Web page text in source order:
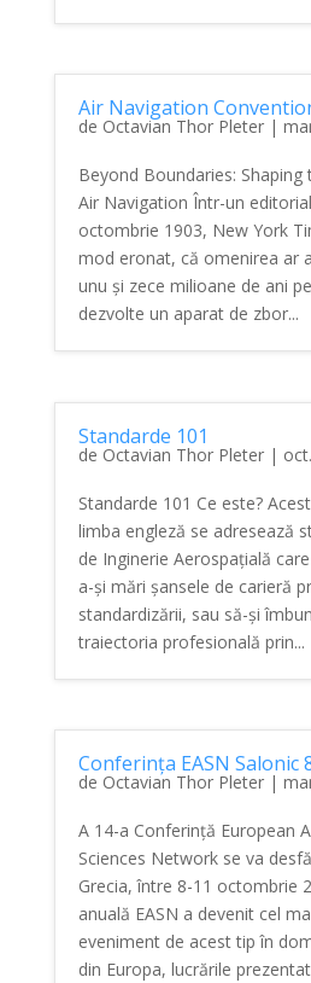
Air Navigation
de Octavian Thor Pleter|
Beyond Boundaries:
Air Navigation Într-un
octombrie 1903, New York
mod eronat, că omenirea ar
unu și zece milioane de ani
dezvolte un aparat de zbor...
Standarde 101
de Octavian Thor Pleter|
Standarde 101 Ce este?
limba engleză se adresează
de Inginerie Aerospațială
a-și mări șansele de carieră
standardizării, sau să-și
traiectoria profesională prin...
Conferința EASN Salonic
de Octavian Thor Pleter|
A 14-a Conferință European
Sciences Network se va
Grecia, între 8-11 octombrie
anuală EASN a devenit cel
eveniment de acest tip în
din Europa, lucrările